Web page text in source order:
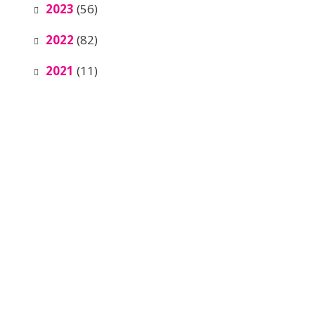
2023 (56)
2022 (82)
2021 (11)